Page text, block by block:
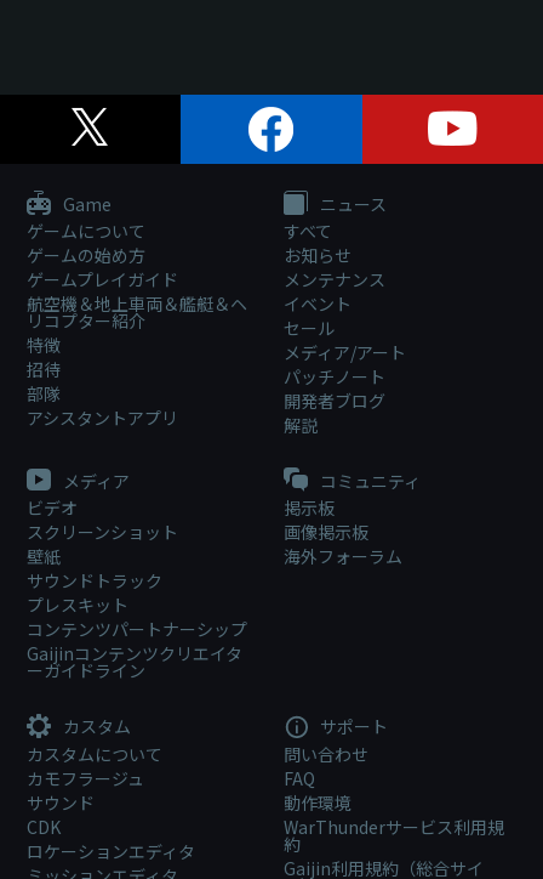
Game
ゲームについて
ゲームの始め方
ゲームプレイガイド
航空機＆地上車両＆艦艇＆ヘ
リコプター紹介
特徴
招待
部隊
アシスタントアプリ
ニュース
すべて
お知らせ
メンテナンス
イベント
セール
メディア/アート
パッチノート
開発者ブログ
解説
メディア
ビデオ
スクリーンショット
壁紙
サウンドトラック
プレスキット
コンテンツパートナーシップ
Gaijinコンテンツクリエイタ
ーガイドライン
コミュニティ
掲示板
画像掲示板
海外フォーラム
カスタム
カスタムについて
カモフラージュ
サウンド
CDK
ロケーションエディタ
サポート
問い合わせ
FAQ
動作環境
WarThunderサービス利用規
約
Gaijin利用規約（総合サイ